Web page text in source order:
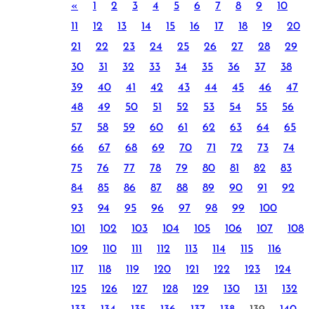
« 1 2 3 4 5 6 7 8 9
10
11
12 13 14 15 16 17 18 19
20
21
22 23 24 25 26 27 28
29
30
31 32 33 34 35 36 37
38
39
40 41 42 43 44 45 46
47
48
49 50 51 52 53 54 55
56
57
58 59 60 61 62 63 64
65
66
67 68 69 70 71 72 73
74
75
76 77 78 79 80 81 82
83
84
85 86 87 88 89 90 91
92
93
94 95 96 97 98 99
100
101
102 103 104 105 106 107
108
109
110 111 112 113 114 115
116
117
118 119 120 121 122 123
124
125
126 127 128 129 130 131
132